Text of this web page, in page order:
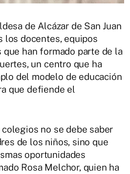
de Alcázar de San Juan
los docentes, equipos
han formado parte de la
un centro que ha
del modelo de educación
que defiende el
no se debe saber
de los niños, sino que
oportunidades
Rosa Melchor, quien ha